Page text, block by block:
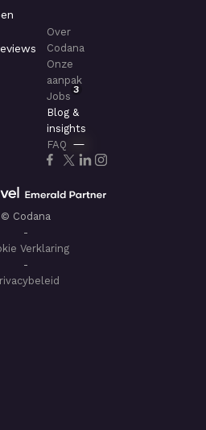
Over
Codana
Onze
aanpak
Jobs
3
Blog &
insights
FAQ
© Codana
-
Verklaring
-